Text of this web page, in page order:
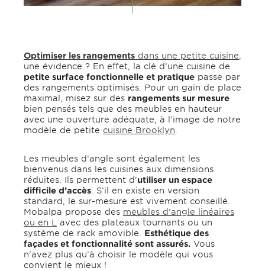
Optimiser les rangements dans une petite cuisine
une évidence ? En effet, la clé d’une cuisine de
petite surface fonctionnelle et pratique passe par
des rangements optimisés. Pour un gain de place
maximal, misez sur des rangements sur mesure
bien pensés tels que des meubles en hauteur
avec une ouverture adéquate, à l’image de notre
modèle de petite cuisine Brooklyn
Les meubles d’angle sont également les
bienvenus dans les cuisines aux dimensions
réduites. Ils permettent d’utiliser un espace
difficile d’accès . S’il en existe en version
standard, le sur-mesure est vivement conseillé.
Mobalpa propose des meubles d’angle linéaires
ou en L
avec des plateaux tournants ou un
système de rack amovible. Esthétique des
façades et fonctionnalité sont assurés. Vous
n’avez plus qu’à choisir le modèle qui vous
convient le mieux !